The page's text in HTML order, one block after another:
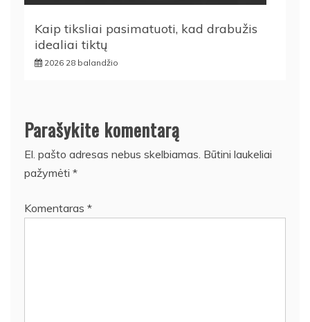
Kaip tiksliai pasimatuoti, kad drabužis
idealiai tiktų
2026 28 balandžio
Parašykite komentarą
El. pašto adresas nebus skelbiamas. Būtini laukeliai
pažymėti *
Komentaras *